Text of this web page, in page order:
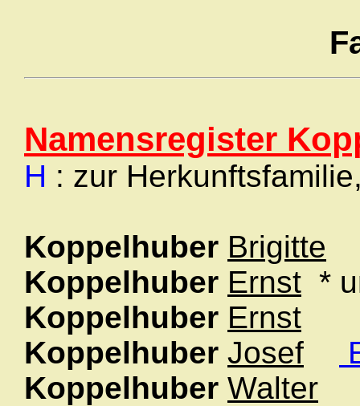
Namensregister
H : zur
Koppelhuber Brigitte
Koppelhuber Ernst *
Koppelhuber Ernst
Koppelhuber Josef
Koppelhuber Walter